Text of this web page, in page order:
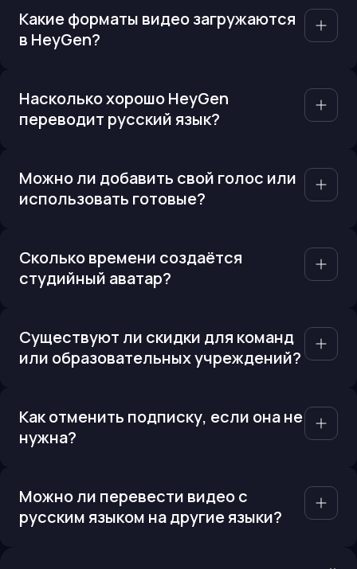
Какие форматы видео загружаются
в HeyGen?
Насколько хорошо HeyGen
переводит русский язык?
Можно ли добавить свой голос или
использовать готовые?
Сколько времени создаётся
студийный аватар?
Существуют ли скидки для команд
или образовательных учреждений?
Как отменить подписку, если она не
нужна?
Можно ли перевести видео с
русским языком на другие языки?